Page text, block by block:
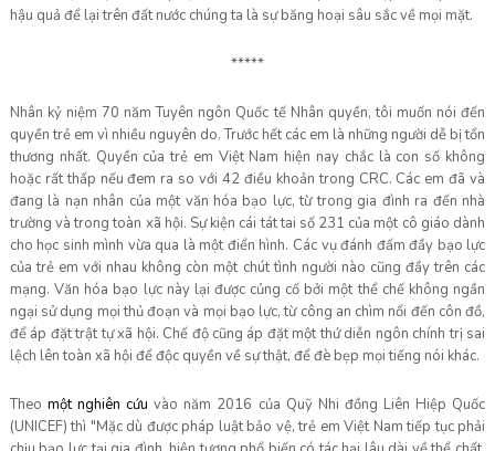
hậu quả để lại trên đất nước chúng ta là sự băng hoại sâu sắc về mọi mặt.
*****
Nhân kỷ niệm 70 năm Tuyên ngôn Quốc tế Nhân quyền, tôi muốn nói đến
quyền trẻ em vì nhiều nguyên do. Trước hết các em là những người dễ bị tổn
thương nhất. Quyền của trẻ em Việt Nam hiện nay chắc là con số không
hoặc rất thấp nếu đem ra so với 42 điều khoản trong CRC. Các em đã và
đang là nạn nhân của một văn hóa bạo lực, từ trong gia đình ra đến nhà
trường và trong toàn xã hội. Sự kiện cái tát tai số 231 của một cô giáo dành
cho học sinh mình vừa qua là một điển hình. Các vụ đánh đấm đầy bạo lực
của trẻ em với nhau không còn một chút tình người nào cũng đầy trên các
mạng. Văn hóa bạo lực này lại được củng cố bởi một thể chế không ngần
ngại sử dụng mọi thủ đoạn và mọi bạo lực, từ công an chìm nổi đến côn đồ,
để áp đặt trật tự xã hội. Chế độ cũng áp đặt một thứ diễn ngôn chính trị sai
lệch lên toàn xã hội để độc quyền về sự thật, để đè bẹp mọi tiếng nói khác.
Theomột nghiên cứu vào năm 2016 của Quỹ Nhi đồng Liên Hiệp Quốc
(UNICEF) thì "Mặc dù được pháp luật bảo vệ, trẻ em Việt Nam tiếp tục phải